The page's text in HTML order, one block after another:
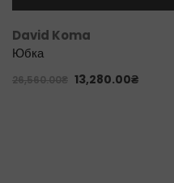
David Koma
Юбка
26,560.00₴ 13,280.00₴